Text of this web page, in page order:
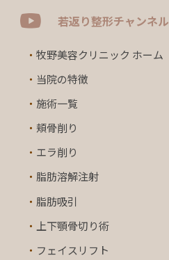
若返り整形チャンネル
・ 牧野美容クリニック ホーム
・ 当院の特徴
・ 施術一覧
・ 頬骨削り
・ エラ削り
・ 脂肪溶解注射
・ 脂肪吸引
・ 上下顎骨切り術
・ フェイスリフト